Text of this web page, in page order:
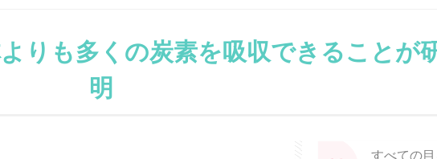
りも多くの炭素を吸収できることが
明
すべての目